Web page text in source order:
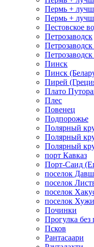
Пермь +
Пермь +
Пестовское
Петрозаводск
Пинск
Пинск
Пирей
Плато
Плес
Повенец
Подпорожье
Полярный
Полярный
Полярный
порт Кавказ
Порт-Саид
поселок
поселок
поселок
поселок
Починки
Прогулка без
Псков
Рантасаари